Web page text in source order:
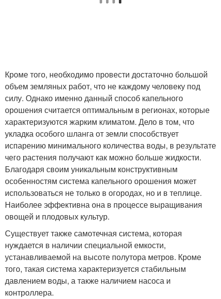
Кроме того, необходимо провести достаточно большой
объем земляных работ, что не каждому человеку под
силу. Однако именно данный способ капельного
орошения считается оптимальным в регионах, которые
характеризуются жарким климатом. Дело в том, что
укладка особого шланга от земли способствует
испарению минимального количества воды, в результате
чего растения получают как можно больше жидкости.
Благодаря своим уникальным конструктивным
особенностям система капельного орошения может
использоваться не только в огородах, но и в теплице.
Наиболее эффективна она в процессе выращивания
овощей и плодовых культур.
Существует также самотечная система, которая
нуждается в наличии специальной емкости,
устанавливаемой на высоте полутора метров. Кроме
того, такая система характеризуется стабильным
давлением воды, а также наличием насоса и
контроллера.